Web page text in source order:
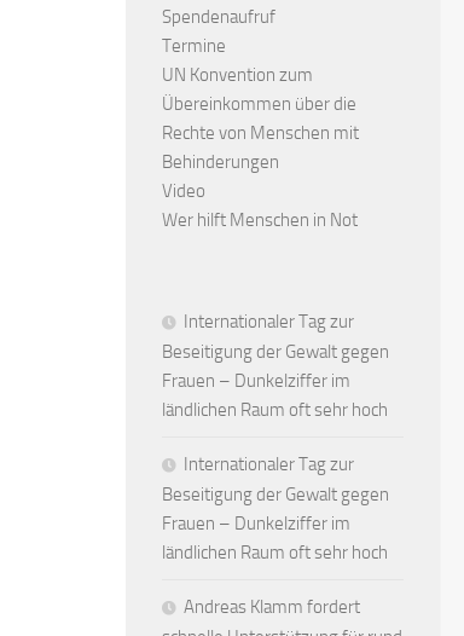
Spendenaufruf
Termine
UN Konvention zum
Übereinkommen über die
Rechte von Menschen mit
Behinderungen
Video
Wer hilft Menschen in Not
Internationaler Tag zur
Beseitigung der Gewalt gegen
Frauen – Dunkelziffer im
ländlichen Raum oft sehr hoch
Internationaler Tag zur
Beseitigung der Gewalt gegen
Frauen – Dunkelziffer im
ländlichen Raum oft sehr hoch
Andreas Klamm fordert